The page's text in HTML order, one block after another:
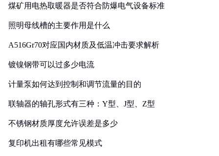
煤矿用电热取暖器是否符合防爆电气设备标准
照明母线槽的主要作用是什么
A516Gr70对应国内材质及低温冲击要求解析
镀镍钢带可以过多少电流
计量泵如何达到控制和调节流量的目的
联轴器的轴孔形式有三种：Y型、J型、Z型
不锈钢材质厚度允许误差是多少
复印机出租有哪些常见模式